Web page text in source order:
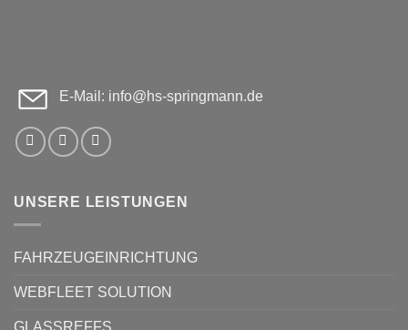
E-Mail: info@hs-springmann.de
UNSERE LEISTUNGEN
FAHRZEUGEINRICHTUNG
WEBFLEET SOLUTION
GLASSREFFS